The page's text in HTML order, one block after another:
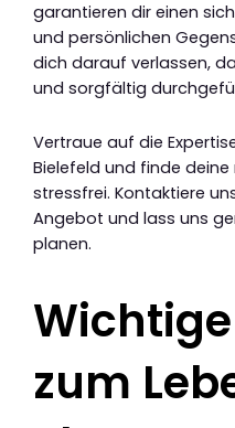
garantieren dir einen
und persönlichen
dich darauf verlassen,
und sorgfältig
Vertraue auf die
Bielefeld und finde deine
stressfrei. Kontaktiere
Angebot und lass uns
planen.
zum